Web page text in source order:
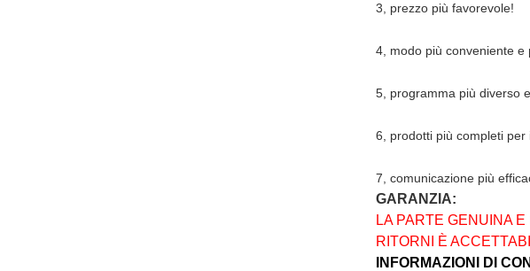
3, prezzo più favorevole!
4, modo più conveniente e
5, programma più diverso
6, prodotti più completi
7, comunicazione più
GARANZIA:
LA PARTE GENUINA
RITORNI È
INFORMAZIONI DI